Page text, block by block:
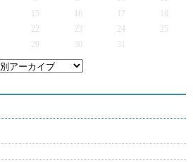
15 16 17
22 23 24
25
29 30 31